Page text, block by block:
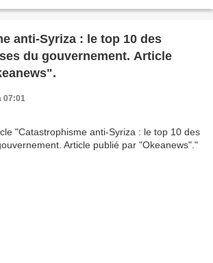
anti-Syriza : le top 10 des
du gouvernement. Article
07:01